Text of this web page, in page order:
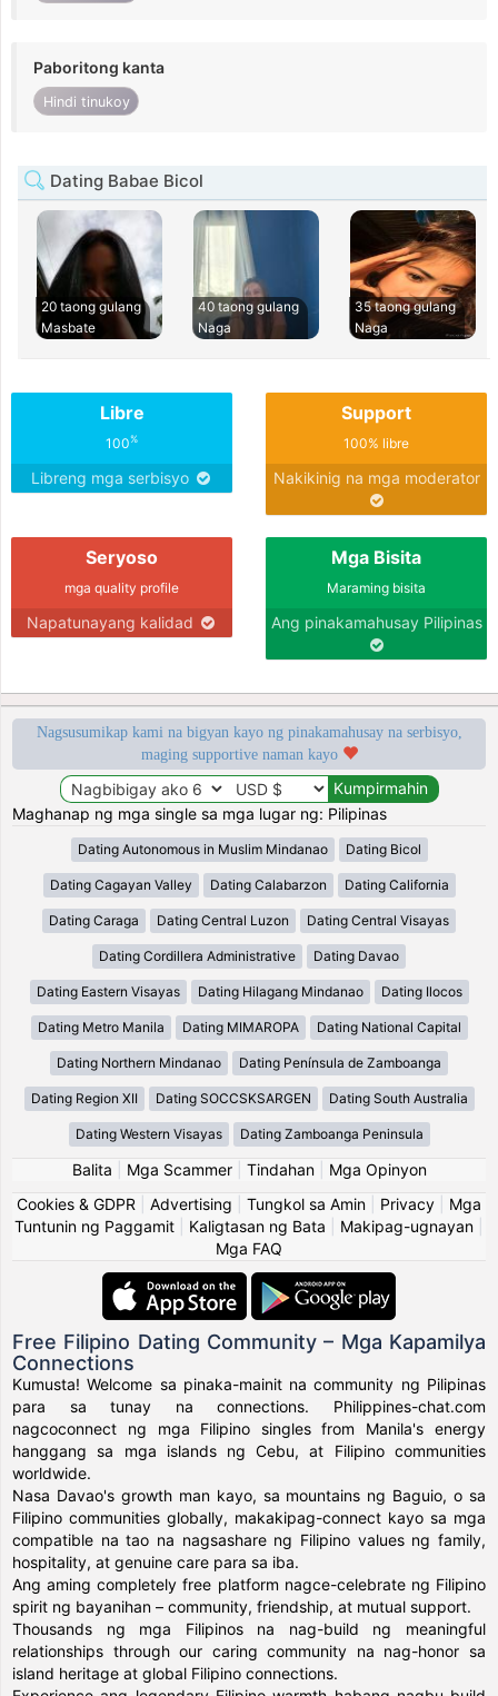
Paboritong kanta
Hindi tinukoy
Dating Babae Bicol
20 taong gulang
Masbate
40 taong gulang
Naga
35 taong gulang
Naga
Libre
100%
Libreng mga serbisyo
Support
100% libre
Nakikinig na mga moderator
Seryoso
mga quality profile
Napatunayang kalidad
Mga Bisita
Maraming bisita
Ang pinakamahusay Pilipinas
Nagsusumikap kami na bigyan kayo ng pinakamahusay na serbisyo,
maging supportive naman kayo
Maghanap ng mga single sa mga lugar ng: Pilipinas
Dating Autonomous in Muslim Mindanao Dating Bicol
Dating Cagayan Valley Dating Calabarzon Dating California
Dating Caraga Dating Central Luzon Dating Central Visayas
Dating Cordillera Administrative Dating Davao
Dating Eastern Visayas Dating Hilagang Mindanao Dating Ilocos
Dating Metro Manila Dating MIMAROPA Dating National Capital
Dating Northern Mindanao Dating Península de Zamboanga
Dating Region XII Dating SOCCSKSARGEN Dating South Australia
Dating Western Visayas Dating Zamboanga Peninsula
Balita Mga Scammer| Tindahan| Mga Opinyon
Cookies & GDPR
Advertising Tungkol sa Amin Privacy
Mga
Tuntunin ng Paggamit
Kaligtasan ng Bata Makipag-ugnayan
Mga FAQ
Free Filipino Dating Community – Mga Kapamilya
Connections
Kumusta! Welcome sa pinaka-mainit na community ng Pilipinas
para sa tunay na connections. Philippines-chat.com
nagcoconnect ng mga Filipino singles from Manila's energy
hanggang sa mga islands ng Cebu, at Filipino communities
worldwide.
Nasa Davao's growth man kayo, sa mountains ng Baguio, o sa
Filipino communities globally, makakipag-connect kayo sa mga
compatible na tao na nagsashare ng Filipino values ng family,
hospitality, at genuine care para sa iba.
Ang aming completely free platform nagce-celebrate ng Filipino
spirit ng bayanihan – community, friendship, at mutual support.
Thousands ng mga Filipinos na nag-build ng meaningful
relationships through our caring community na nag-honor sa
island heritage at global Filipino connections.